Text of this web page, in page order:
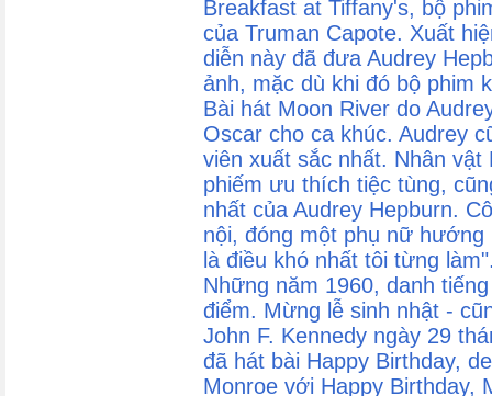
Breakfast at Tiffany's, bộ
của Truman Capote. Xuất
diễn này đã đưa Audrey
ảnh, mặc dù khi đó bộ phim
Bài hát Moon River do
Oscar cho ca khúc. Audrey
viên xuất sắc nhất. Nhân
phiếm ưu thích tiệc tùng,
nhất của Audrey Hepburn.
nội, đóng một phụ nữ
là điều khó nhất tôi từng
Những năm 1960, danh
điểm. Mừng lễ sinh nhật -
John F. Kennedy ngày 29
đã hát bài Happy Birthday,
Monroe với Happy Birthday,